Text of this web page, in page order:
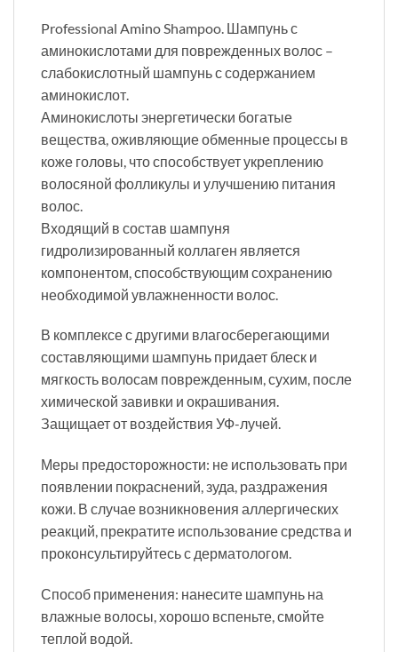
Professional Amino Shampoo. Шампунь с
аминокислотами для поврежденных волос –
слабокислотный шампунь с содержанием
аминокислот.
Аминокислоты энергетически богатые
вещества, оживляющие обменные процессы в
коже головы, что способствует укреплению
волосяной фолликулы и улучшению питания
волос.
Входящий в состав шампуня
гидролизированный коллаген является
компонентом, способствующим сохранению
необходимой увлажненности волос.
В комплексе с другими влагосберегающими
составляющими шампунь придает блеск и
мягкость волосам поврежденным, сухим, после
химической завивки и окрашивания.
Защищает от воздействия УФ-лучей.
Меры предосторожности: не использовать при
появлении покраснений, зуда, раздражения
кожи. В случае возникновения аллергических
реакций, прекратите использование средства и
проконсультируйтесь с дерматологом.
Способ применения: нанесите шампунь на
влажные волосы, хорошо вспеньте, смойте
теплой водой.